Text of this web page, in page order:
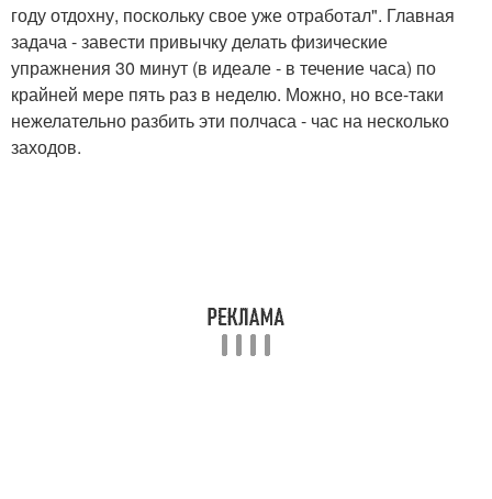
году отдохну, поскольку свое уже отработал". Главная
задача - завести привычку делать физические
упражнения 30 минут (в идеале - в течение часа) по
крайней мере пять раз в неделю. Можно, но все-таки
нежелательно разбить эти полчаса - час на несколько
заходов.